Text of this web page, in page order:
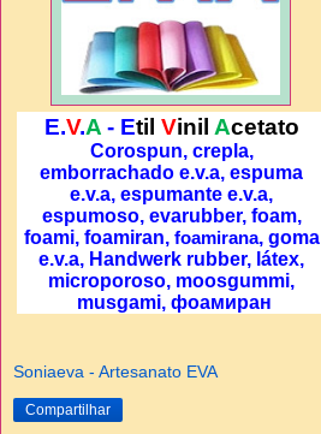
E.V.A- Etil Vinil Acetato
Corospun, crepla,
emborrachado e.v.a, espuma
e.v.a, espumante e.v.a,
espumoso, evarubber, foam,
foami, foamiran, foamirana, goma
e.v.a, Handwerk rubber, látex,
microporoso, moosgummi,
musgami, фоамиран
Soniaeva - Artesanato EVA
Compartilhar